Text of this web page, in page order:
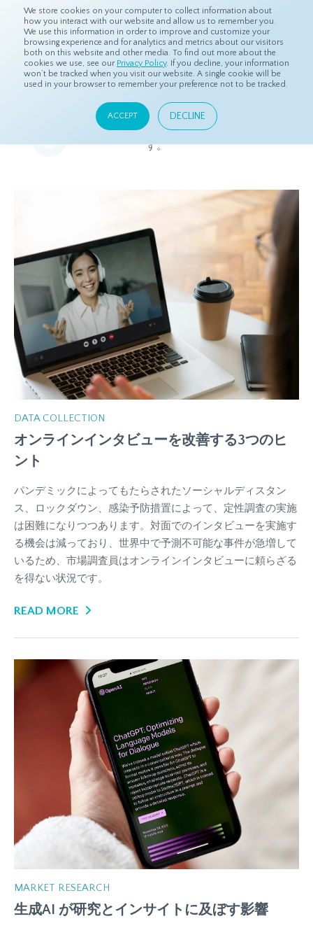
We store cookies on your computer to collect information about
how you interact with our website and allow us to remember you.
We use this information in order to improve and customize your
browsing experience and for analytics and metrics about our visitors
both on this website and other media. To find out more about the
cookies we use, see our Privacy Policy. If you decline, your information
won’t be tracked when you visit our website. A single cookie will be
used in your browser to remember your preference not to be tracked.
ACCEPT DECLINE
ホーム リソース ブログ
ブログ
マーケティングリサーチに関するコンテンツをお届けしま
す。
DATA COLLECTION
オンラインインタビューを改善する3つのヒ
ント
パンデミックによってもたらされたソーシャルディスタン
ス、ロックダウン、感染予防措置によって、定性調査の実施
は困難になりつつあります。対面でのインタビューを実施す
る機会は減っており、世界中で予測不可能な事件が急増して
いるため、市場調査員はオンラインインタビューに頼らざる
を得ない状況です。
READ MORE
MARKET RESEARCH
生成AI が研究とインサイトに及ぼす影響